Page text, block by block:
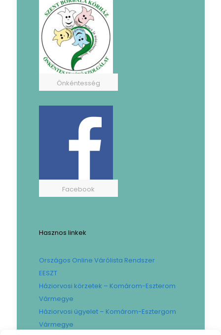
Önkéntesség
Facebook
Hasznos linkek
Országos Online Várólista Rendszer
EESZT
Háziorvosi körzetek – Komárom-Eszterom
Vármegye
Háziorvosi ügyelet – Komárom-Esztergom
Vármegye